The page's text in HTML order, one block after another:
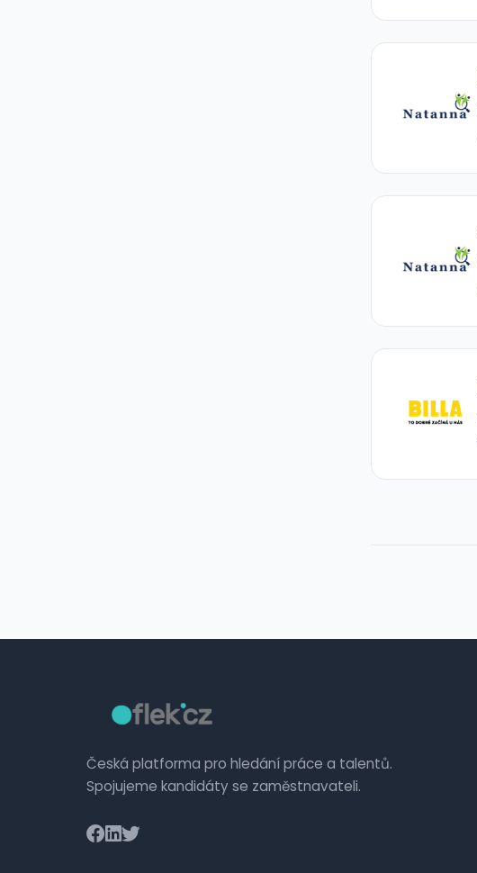
Česká platforma pro hledání práce a talentů.
Spojujeme kandidáty se zaměstnavateli.